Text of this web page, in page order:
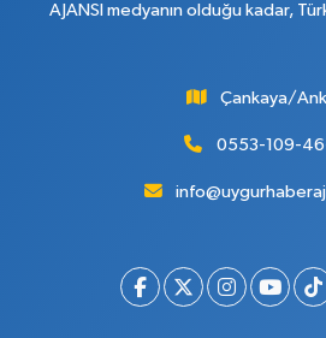
AJANSI medyanın olduğu kadar,
Çankaya/
0553-109-